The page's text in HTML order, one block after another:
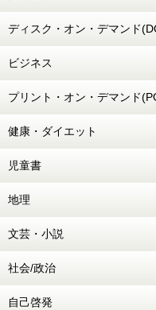
ディスク・オン・デマンド
ビジネス
プリント・オン・デマンド
健康・ダイエット
児童書
地理
文芸・小説
社会/政治
自己啓発